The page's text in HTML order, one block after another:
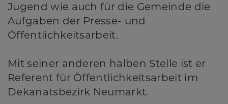
Jugend wie auch für die Gemeinde die
Aufgaben der Presse- und
Öffentlichkeitsarbeit.
Mit seiner anderen halben Stelle ist er
Referent für Öffentlichkeitsarbeit im
Dekanatsbezirk Neumarkt.